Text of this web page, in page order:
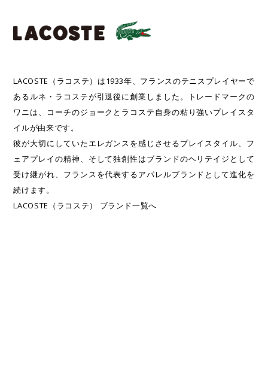
LACOSTE（ラコステ）は1933年、フランスのテニスプレイヤーで
あるルネ・ラコステが引退後に創業しました。トレードマークの
ワニは、コーチのジョークとラコステ自身の粘り強いプレイスタ
イルが由来です。
彼が大切にしていたエレガンスを感じさせるプレイスタイル、フ
ェアプレイの精神、そして独創性はブランドのヘリテイジとして
受け継がれ、フランスを代表するアパレルブランドとして進化を
続けます。
LACOSTE（ラコステ） ブランド一覧へ